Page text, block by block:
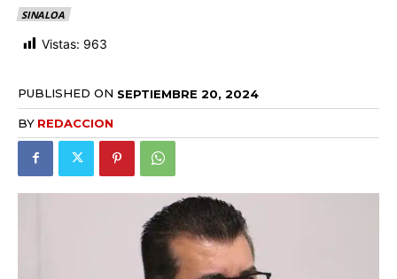
SINALOA
Vistas: 963
PUBLISHED ON SEPTIEMBRE 20, 2024
BY REDACCION